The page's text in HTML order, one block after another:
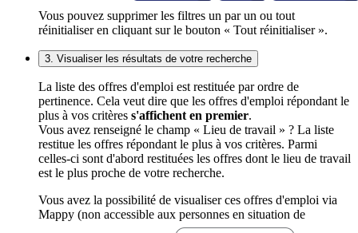
Vous pouvez supprimer les filtres un par un ou tout
réinitialiser en cliquant sur le bouton « Tout réinitialiser ».
3. Visualiser les résultats de votre recherche
La liste des offres d'emploi est restituée par ordre de
pertinence. Cela veut dire que les offres d'emploi répondant le
plus à vos critères s'affichent en premier.
Vous avez renseigné le champ « Lieu de travail » ? La liste
restitue les offres répondant le plus à vos critères. Parmi
celles-ci sont d'abord restituées les offres dont le lieu de travail
est le plus proche de votre recherche.
Vous avez la possibilité de visualiser ces offres d'emploi via
Mappy (non accessible aux personnes en situation de